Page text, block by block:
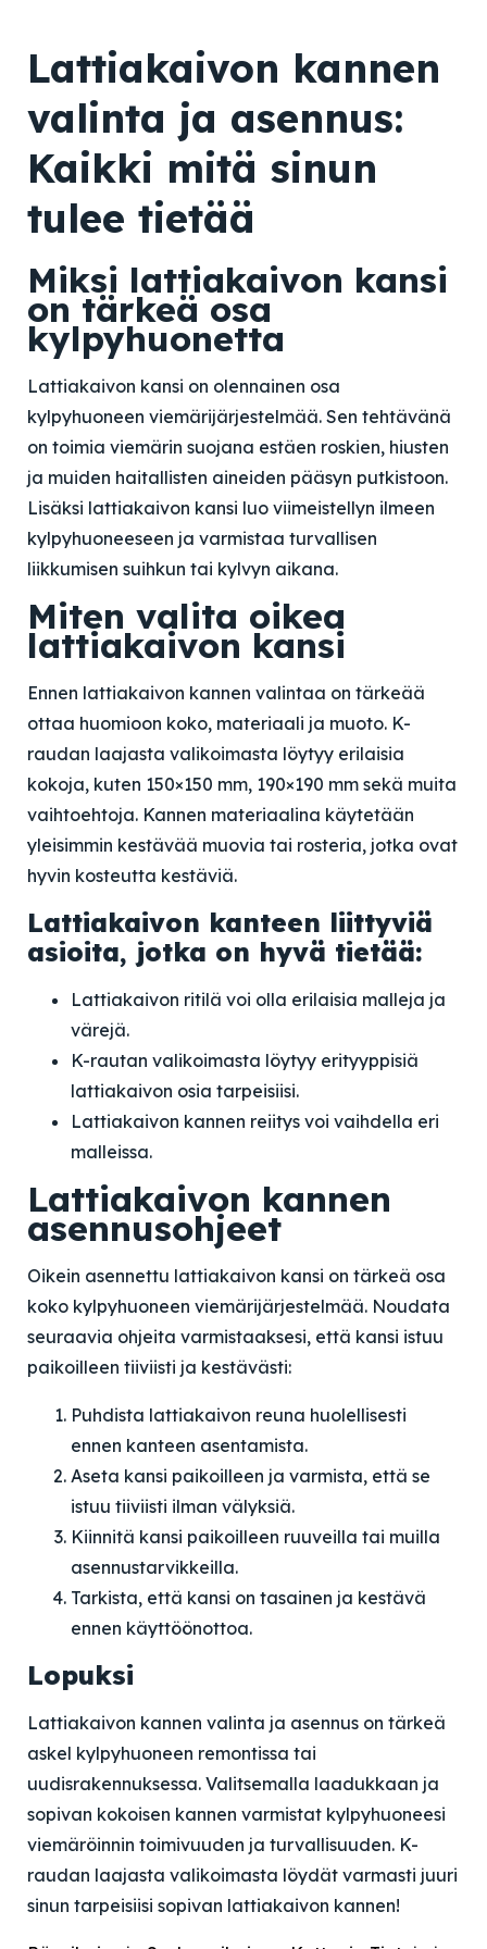
Lattiakaivon kannen
valinta ja asennus:
Kaikki mitä sinun
tulee tietää
Miksi lattiakaivon kansi
on tärkeä osa
kylpyhuonetta
Lattiakaivon kansi on olennainen osa
kylpyhuoneen viemärijärjestelmää. Sen tehtävänä
on toimia viemärin suojana estäen roskien, hiusten
ja muiden haitallisten aineiden pääsyn putkistoon.
Lisäksi lattiakaivon kansi luo viimeistellyn ilmeen
kylpyhuoneeseen ja varmistaa turvallisen
liikkumisen suihkun tai kylvyn aikana.
Miten valita oikea
lattiakaivon kansi
Ennen lattiakaivon kannen valintaa on tärkeää
ottaa huomioon koko, materiaali ja muoto. K-
raudan laajasta valikoimasta löytyy erilaisia
kokoja, kuten 150×150 mm, 190×190 mm sekä muita
vaihtoehtoja. Kannen materiaalina käytetään
yleisimmin kestävää muovia tai rosteria, jotka ovat
hyvin kosteutta kestäviä.
Lattiakaivon kanteen liittyviä
asioita, jotka on hyvä tietää:
Lattiakaivon ritilä voi olla erilaisia malleja ja
värejä.
K-rautan valikoimasta löytyy erityyppisiä
lattiakaivon osia tarpeisiisi.
Lattiakaivon kannen reiitys voi vaihdella eri
malleissa.
Lattiakaivon kannen
asennusohjeet
Oikein asennettu lattiakaivon kansi on tärkeä osa
koko kylpyhuoneen viemärijärjestelmää. Noudata
seuraavia ohjeita varmistaaksesi, että kansi istuu
paikoilleen tiiviisti ja kestävästi:
Puhdista lattiakaivon reuna huolellisesti
ennen kanteen asentamista.
Aseta kansi paikoilleen ja varmista, että se
istuu tiiviisti ilman välyksiä.
Kiinnitä kansi paikoilleen ruuveilla tai muilla
asennustarvikkeilla.
Tarkista, että kansi on tasainen ja kestävä
ennen käyttöönottoa.
Lopuksi
Lattiakaivon kannen valinta ja asennus on tärkeä
askel kylpyhuoneen remontissa tai
uudisrakennuksessa. Valitsemalla laadukkaan ja
sopivan kokoisen kannen varmistat kylpyhuoneesi
viemäröinnin toimivuuden ja turvallisuuden. K-
raudan laajasta valikoimasta löydät varmasti juuri
sinun tarpeisiisi sopivan lattiakaivon kannen!